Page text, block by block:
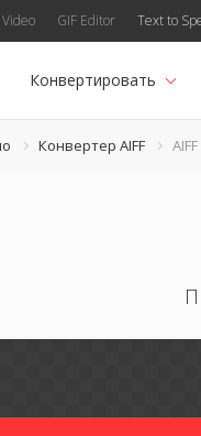
GIF Editor Text to
Конвертировать
Конвертер AIFF